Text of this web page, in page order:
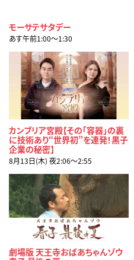
モーサテサタデー
あす午前1:00〜1:30
カンブリア宮殿【その「容器」の裏
に技術あり“世界初”を連発！黒子
企業の秘密】
8月13日(木) 夜2:06〜2:55
劇場版 天王寺おばあちゃんゾウ